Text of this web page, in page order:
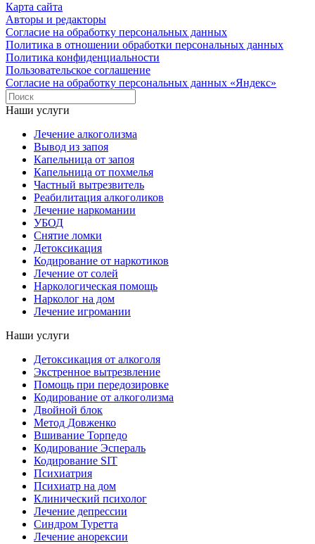
Карта сайта
Авторы и редакторы
Согласие на обработку персональных данных
Политика в отношении обработки персональных данных
Политика конфиденциальности
Пользовательское соглашение
Согласие на обработку персональных данных «Яндекс»
Наши услуги
Лечение алкоголизма
Вывод из запоя
Капельница от запоя
Капельница от похмелья
Частный вытрезвитель
Реабилитация алкоголиков
Лечение наркомании
УБОД
Снятие ломки
Детоксикация
Кодирование от наркотиков
Лечение от солей
Наркологическая помощь
Нарколог на дом
Лечение игромании
Наши услуги
Детоксикация от алкоголя
Экстренное вытрезвление
Помощь при передозировке
Кодирование от алкоголизма
Двойной блок
Метод Довженко
Вшивание Торпедо
Кодирование Эспераль
Кодирование SIT
Психиатрия
Психиатр на дом
Клинический психолог
Лечение депрессии
Синдром Туретта
Лечение анорексии